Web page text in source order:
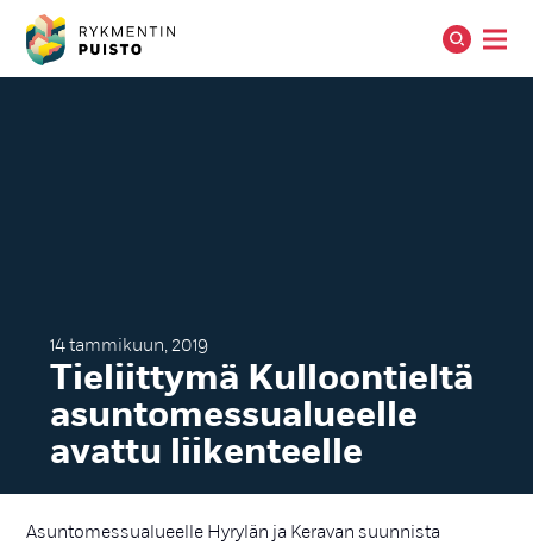
14 tammikuun, 2019
Tie­liit­ty­mä Kul­loon­tiel­tä
asun­to­mes­sua­lueel­le
avat­tu lii­ken­teel­le
Asuntomessualueelle Hyrylän ja Keravan suunnista